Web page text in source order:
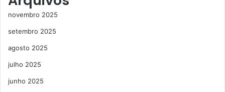
novembro 2025
setembro 2025
agosto 2025
julho 2025
junho 2025